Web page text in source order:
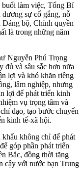
buổi làm việc, Tổng Bí
sự cố gắng, nỗ
Đảng bộ, Chính quyền
là trong những năm
Nguyễn Phú Trọng
và sâu sắc hơn nữa
lợi và khó khăn riêng
lâm nghiệp, nhưng
lợi để phát triển kinh
vụ trọng tâm và
đạo, tạo bước chuyển
kinh tế-xã hội.
không chỉ để phát
góp phần phát triển
Bắc, đồng thời tăng
cậy với nước bạn Trung